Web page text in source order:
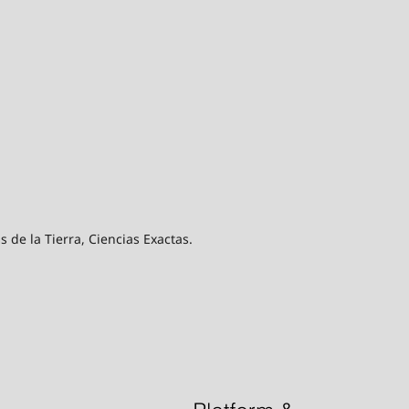
de la Tierra, Ciencias Exactas.